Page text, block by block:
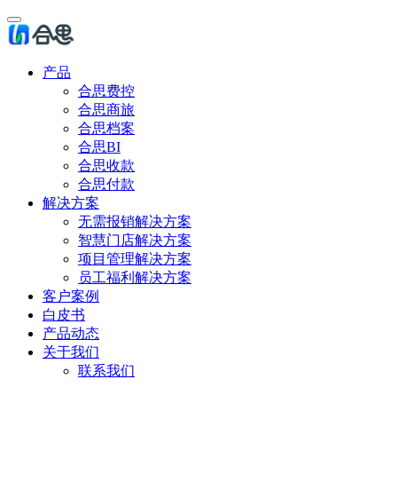
产品
合思费控
合思商旅
合思档案
合思BI
合思收款
合思付款
解决方案
无需报销解决方案
智慧门店解决方案
项目管理解决方案
员工福利解决方案
客户案例
白皮书
产品动态
关于我们
联系我们